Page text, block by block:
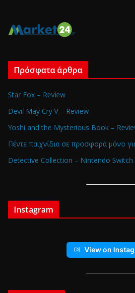
Πρόσφατα άρθρα
Star Fox – Review
Devil May Cry V – Review
Yoshi and the Mysterious Book –
Πέντε παιχνίδια σε προσφορά μόνο
Detective Collection – Nintendo Switch
Instagram
View on